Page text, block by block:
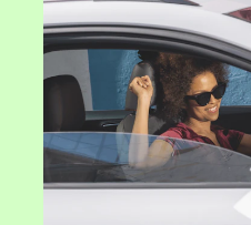
Über uns
Aktionen